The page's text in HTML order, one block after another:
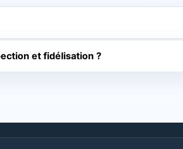
et fidélisation ?